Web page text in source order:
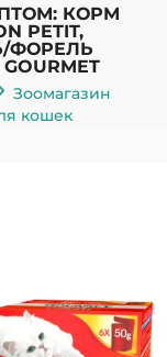
КОРМ
PETIT,
ФОРЕЛЬ
Зоомагазин
кошек